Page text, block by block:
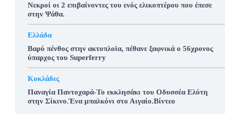
Νεκροί οι 2 επιβαίνοντες του ενός ελικοπτέρου που έπεσε
στην Ψάθα.
Ελλάδα
Βαρύ πένθος στην ακτοπλοϊα, πέθανε ξαφνικά ο 56χρονος
ύπαρχος του Superferry
Κυκλάδες
Παναγία Παντοχαρά-Το εκκλησάκι του Οδυσσέα Ελύτη
στην Σίκινο.Ένα μπαλκόνι στο Αιγαίο.Βίντεο